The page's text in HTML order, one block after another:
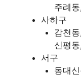
주례
사하구
감천
신평
서구
동대